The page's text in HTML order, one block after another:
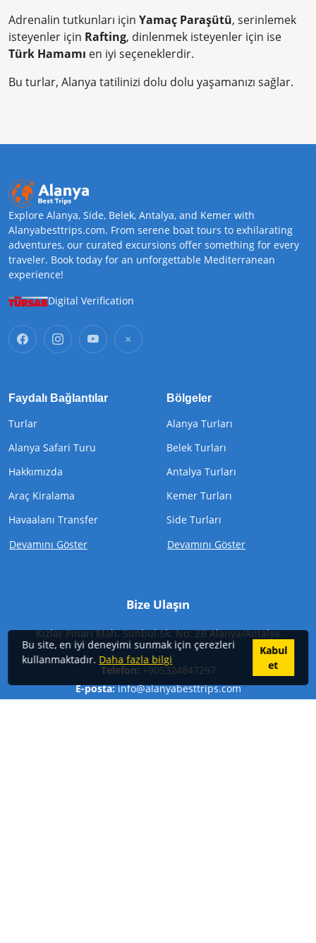
Adrenalin tutkunları için Yamaç Paraşütü, serinlemek
isteyenler için Rafting, dinlenmek isteyenler için ise
Türk Hamamı en iyi seçeneklerdir.
Bu turlar, Alanya tatilinizi dolu dolu yaşamanızı sağlar.
Explore Alanya, Side, Belek, Antalya, and Kemer with
Alanyabesttrips.com. From serene boat tours to exhilarating
adventures, our curated excursions offer something for every
traveler. Book today for an unforgettable Mediterranean
experience!
Digital Verification
Faydalı Bağlantılar
Turlar
Alanya Safari Turu
Hakkımızda
Araç Kiralama
Havaalanı Transfer
Devamını Göster
Bölgeler
Alanya Turları
Belek Turları
Antalya Turları
Kemer Turları
Side Turları
Devamını Göster
Bize Ulaşın
Kızlar Pınarı Mah. Sünbül Sk. No: 2B Alanya/Antalya
Telefon: +905324847297
E-posta: info@alanyabesttrips.com
Bu site, en iyi deneyimi sunmak için çerezleri
kullanmaktadır. Daha fazla bilgi
Kabul
et